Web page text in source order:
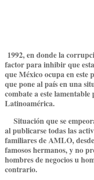
1992, en donde la
factor para inhibir que
que México ocupa en este
que pone al país en una
combate a este
Latinoamérica.
Situación que se
al publicarse todas las
familiares de AMLO,
famosos hermanos, y no
hombres de negocios u
contrario.